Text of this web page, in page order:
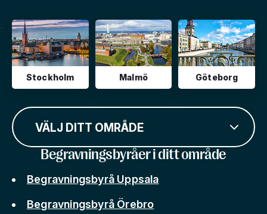
Stockholm Malmö Göteborg
VÄLJ DITT OMRÅDE
Begravningsbyråer i ditt område
Begravningsbyrå Uppsala
Begravningsbyrå Örebro